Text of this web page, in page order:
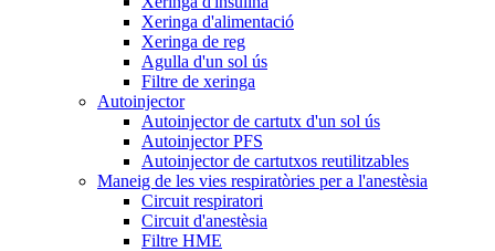
Xeringa d'alimentació
Xeringa de reg
Agulla d'un sol ús
Filtre de xeringa
Autoinjector
Autoinjector de cartutx d'un sol ús
Autoinjector PFS
Autoinjector de cartutxos reutilitzables
Maneig de les vies respiratòries per a l'anestèsia
Circuit respiratori
Circuit d'anestèsia
Filtre HME